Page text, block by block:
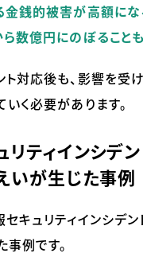
金銭的被害が高額に
数億円にのぼることも
ト対応後も、影響を受
く必要があります。
ティインシデン
いが生じた事例
キュリティインシデン
例です。